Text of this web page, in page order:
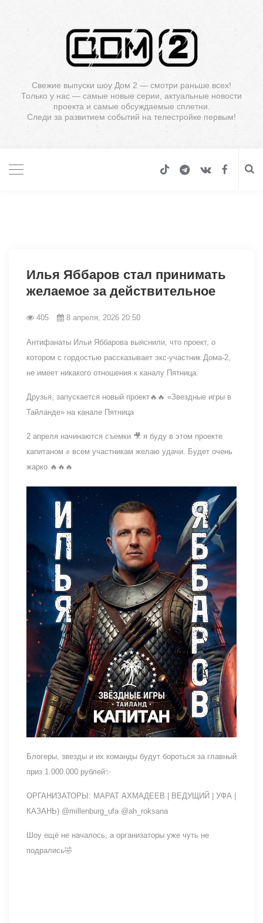
Свежие выпуски шоу Дом 2 — смотри раньше всех!
Только у нас — самые новые серии, актуальные новости
проекта и самые обсуждаемые сплетни.
Следи за развитием событий на телестройке первым!
Илья Яббаров стал принимать
желаемое за действительное
405 8 апреля, 2026 20:50
Антифанаты Ильи Яббарова выяснили, что проект, о
котором с гордостью рассказывает экс-участник Дома-2,
не имеет никакого отношения к каналу Пятница.
Друзья, запускается новый проект🔥🔥 «Звездные игры в
Тайланде» на канале Пятница
2 апреля начинаются съемки 🎥 я буду в этом проекте
капитаном ✊ всем участникам желаю удачи. Будет очень
жарко 🔥🔥🔥
Блогеры, звезды и их команды будут бороться за главный
приз 1.000.000 рублей✨
ОРГАНИЗАТОРЫ: МАРАТ АХМАДЕЕВ | ВЕДУЩИЙ | УФА |
КАЗАНЬ) @millenburg_ufa @ah_roksana
Шоу ещё не началось, а организаторы уже чуть не
подрались🤣